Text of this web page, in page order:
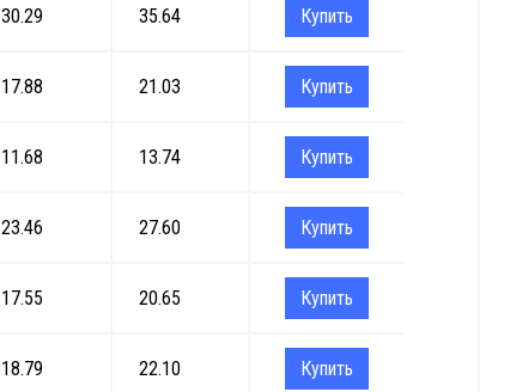
30.29 35.64 Купить
17.88 21.03 Купить
11.68 13.74 Купить
23.46 27.60 Купить
17.55 20.65 Купить
18.79 22.10 Купить